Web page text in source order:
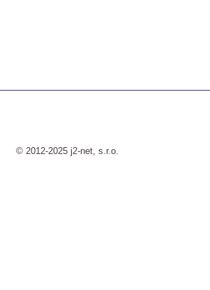
© 2012-2025 j2-net, s.r.o.